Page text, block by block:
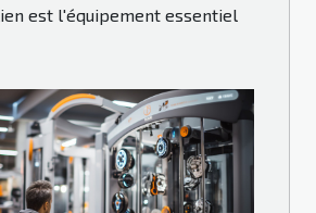
est l'équipement essentiel